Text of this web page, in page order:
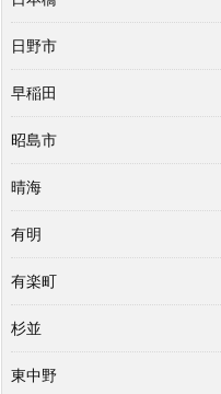
日野市
早稲田
昭島市
晴海
有明
有楽町
杉並
東中野